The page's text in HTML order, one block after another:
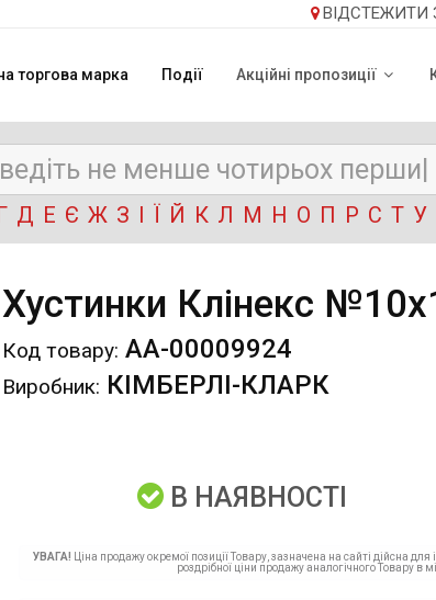
ВІДСТЕЖИТИ
торгова марка Події Акційні пропозиції
Д Е Є Ж З І Ї Й К Л М Н О П Р С Т У
Хустинки Клінекс
Код товару: АА-00009924
Виробник: КІМБЕРЛІ-КЛАРК
В НАЯВНОСТІ
УВАГА! Ціна продажу окремої позиції Товару, зазначена на сайті дійсна
роздрібної ціни продажу аналогічного Товару в